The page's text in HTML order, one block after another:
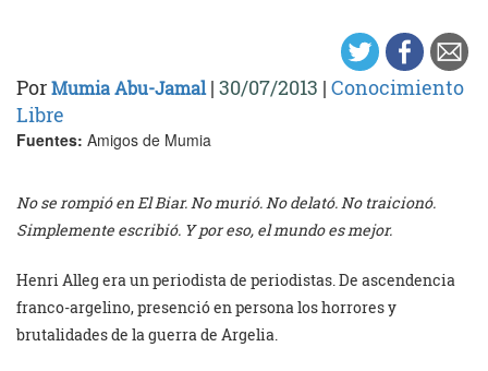
PorMumia Abu-Jamal| 30/07/2013 | Conocimiento
Libre
Fuentes: Amigos de Mumia
No se rompió en El Biar. No murió. No delató. No traicionó.
Simplemente escribió. Y por eso, el mundo es mejor.
Henri Alleg era un periodista de periodistas. De ascendencia
franco-argelino, presenció en persona los horrores y
brutalidades de la guerra de Argelia.